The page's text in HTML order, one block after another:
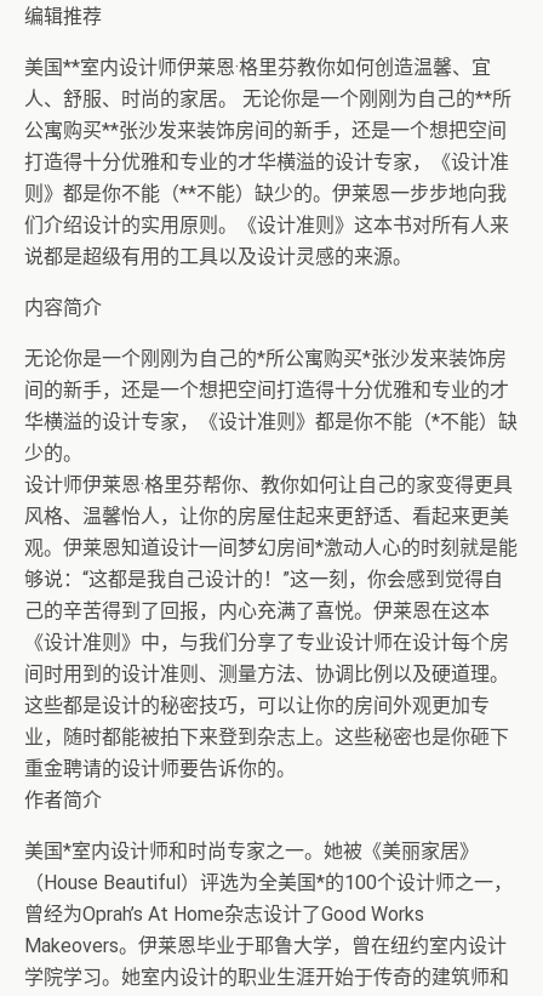
编辑推荐
美国**室内设计师伊莱恩·格里芬教你如何创造温馨、宜
人、舒服、时尚的家居。 无论你是一个刚刚为自己的**所
公寓购买**张沙发来装饰房间的新手，还是一个想把空间
打造得十分优雅和专业的才华横溢的设计专家，《设计准
则》都是你不能（**不能）缺少的。伊莱恩一步步地向我
们介绍设计的实用原则。《设计准则》这本书对所有人来
说都是超级有用的工具以及设计灵感的来源。
内容简介
无论你是一个刚刚为自己的*所公寓购买*张沙发来装饰房
间的新手，还是一个想把空间打造得十分优雅和专业的才
华横溢的设计专家，《设计准则》都是你不能（*不能）缺
少的。
设计师伊莱恩·格里芬帮你、教你如何让自己的家变得更具
风格、温馨怡人，让你的房屋住起来更舒适、看起来更美
观。伊莱恩知道设计一间梦幻房间*激动人心的时刻就是能
够说：“这都是我自己设计的！”这一刻，你会感到觉得自
己的辛苦得到了回报，内心充满了喜悦。伊莱恩在这本
《设计准则》中，与我们分享了专业设计师在设计每个房
间时用到的设计准则、测量方法、协调比例以及硬道理。
这些都是设计的秘密技巧，可以让你的房间外观更加专
业，随时都能被拍下来登到杂志上。这些秘密也是你砸下
重金聘请的设计师要告诉你的。
作者简介
美国*室内设计师和时尚专家之一。她被《美丽家居》
（House Beautiful）评选为全美国*的100个设计师之一，
曾经为Oprah’s At Home杂志设计了Good Works
Makeovers。伊莱恩毕业于耶鲁大学，曾在纽约室内设计
学院学习。她室内设计的职业生涯开始于传奇的建筑师和